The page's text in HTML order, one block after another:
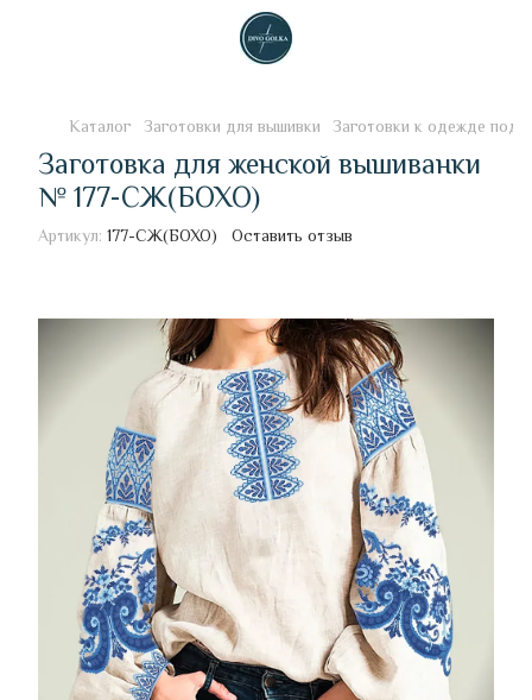
Каталог Заготовки для вышивки Заготовки к одежде под
Заготовка для женской вышиванки
№ 177-СЖ(БОХО)
Артикул: 177-СЖ(БОХО) Оставить отзыв